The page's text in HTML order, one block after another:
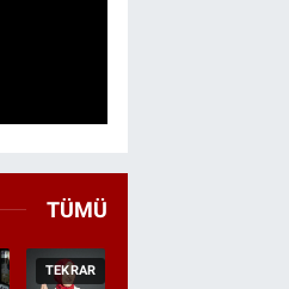
TÜMÜ
TEKRAR